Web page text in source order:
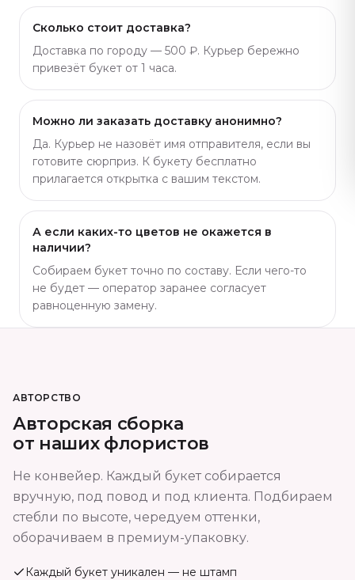
Сколько стоит доставка?
Доставка по городу — 500 ₽. Курьер бережно
привезёт букет от 1 часа.
Можно ли заказать доставку анонимно?
Да. Курьер не назовёт имя отправителя, если вы
готовите сюрприз. К букету бесплатно
прилагается открытка с вашим текстом.
А если каких-то цветов не окажется в
наличии?
Собираем букет точно по составу. Если чего-то
не будет — оператор заранее согласует
равноценную замену.
АВТОРСТВО
Авторская сборка
от наших флористов
Не конвейер. Каждый букет собирается
вручную, под повод и под клиента. Подбираем
стебли по высоте, чередуем оттенки,
оборачиваем в премиум-упаковку.
Каждый букет уникален — не штамп